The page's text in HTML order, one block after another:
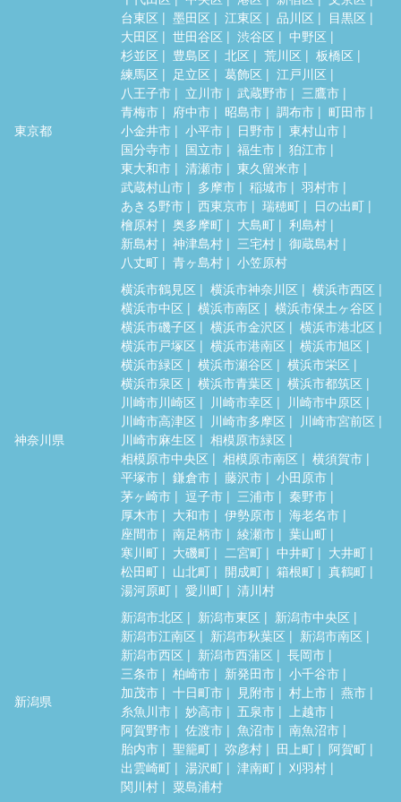
東京都
台東区
墨田区 江東区 品川区
目黒区
大田区
世田谷区 渋谷区
中野区
杉並区
豊島区 北区 荒川区
板橋区
練馬区
足立区 葛飾区
江戸川区
八王子市
立川市 武蔵野市
三鷹市
青梅市
府中市 昭島市 調布市
町田市
小金井市
小平市 日野市
東村山市
国分寺市
国立市 福生市
狛江市
東大和市
清瀬市
東久留米市
武蔵村山市
多摩市 稲城市
羽村市
あきる野市
西東京市 瑞穂町
日の出町
檜原村
奥多摩町 大島町
利島村
新島村
神津島村 三宅村
御蔵島村
八丈町
青ヶ島村 小笠原村
神奈川県
横浜市鶴見区 横浜市神奈川区
横浜市西区
横浜市中区
横浜市南区
横浜市保土ヶ谷区
横浜市磯子区
横浜市金沢区
横浜市港北区
横浜市戸塚区
横浜市港南区
横浜市旭区
横浜市緑区
横浜市瀬谷区
横浜市栄区
横浜市泉区
横浜市青葉区
横浜市都筑区
川崎市川崎区
川崎市幸区
川崎市中原区
川崎市高津区
川崎市多摩区
川崎市宮前区
川崎市麻生区
相模原市緑区
相模原市中央区
相模原市南区
横須賀市
平塚市
鎌倉市 藤沢市
小田原市
茅ヶ崎市
逗子市 三浦市
秦野市
厚木市
大和市 伊勢原市
海老名市
座間市
南足柄市 綾瀬市
葉山町
寒川町
大磯町 二宮町 中井町
大井町
松田町
山北町 開成町 箱根町
真鶴町
湯河原町
愛川町 清川村
新潟県
新潟市北区 新潟市東区
新潟市中央区
新潟市江南区
新潟市秋葉区
新潟市南区
新潟市西区
新潟市西蒲区
長岡市
三条市
柏崎市 新発田市
小千谷市
加茂市
十日町市 見附市 村上市
燕市
糸魚川市
妙高市 五泉市
上越市
阿賀野市
佐渡市 魚沼市
南魚沼市
胎内市
聖籠町 弥彦村 田上町
阿賀町
出雲崎町
湯沢町 津南町
刈羽村
関川村
粟島浦村